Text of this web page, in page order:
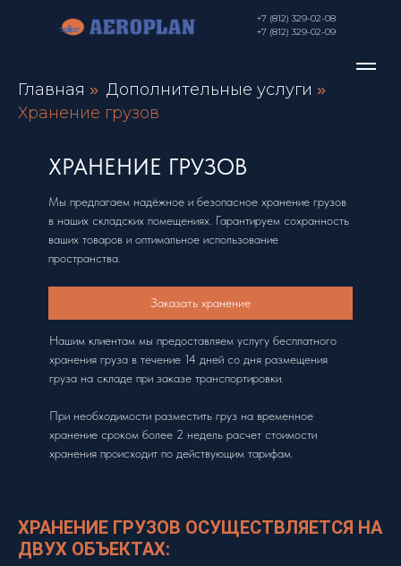
+7 (812) 329-02-08
+7 (812) 329-02-09
Главная » Дополнительные услуги »
Хранение грузов
ХРАНЕНИЕ ГРУЗОВ
Мы предлагаем надёжное и безопасное хранение грузов
в наших складских помещениях. Гарантируем сохранность
ваших товаров и оптимальное использование
пространства.
Нашим клиентам мы предоставляем услугу бесплатного
хранения груза в течение 14 дней со дня размещения
груза на складе при заказе транспортировки.
При необходимости разместить груз на временное
хранение сроком более 2 недель расчет стоимости
хранения происходит по действующим тарифам.
Заказать хранение
ХРАНЕНИЕ ГРУЗОВ ОСУЩЕСТВЛЯЕТСЯ НА
ДВУХ ОБЪЕКТАХ: